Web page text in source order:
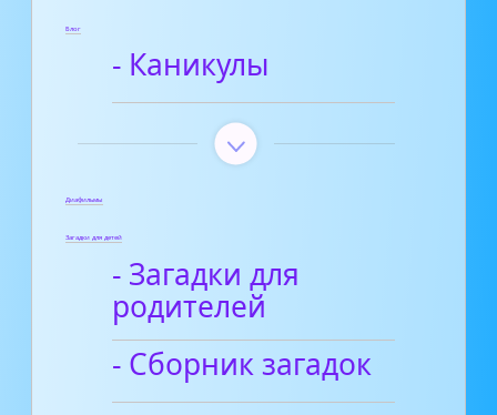
Блог
- Каникулы
Диафильмы
Загадки для детей
- Загадки для
родителей
- Сборник загадок